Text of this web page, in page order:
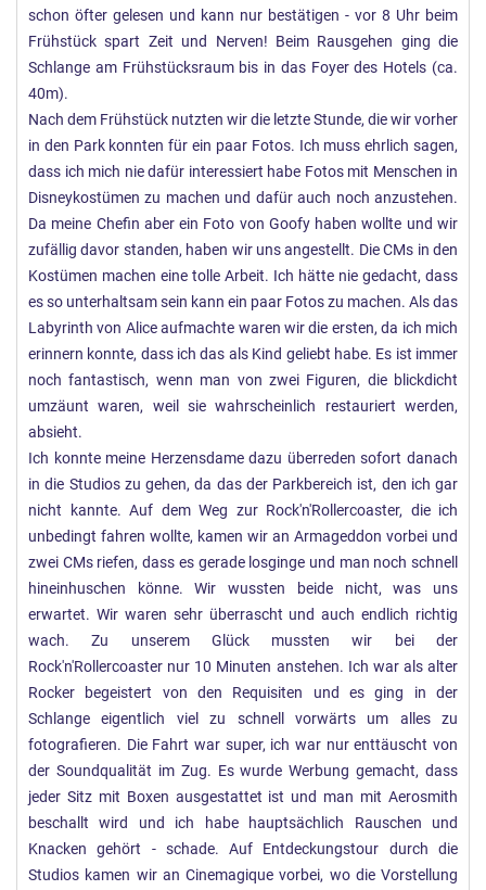
schon öfter gelesen und kann nur bestätigen - vor 8 Uhr beim
Frühstück spart Zeit und Nerven! Beim Rausgehen ging die
Schlange am Frühstücksraum bis in das Foyer des Hotels (ca.
40m).
Nach dem Frühstück nutzten wir die letzte Stunde, die wir vorher
in den Park konnten für ein paar Fotos. Ich muss ehrlich sagen,
dass ich mich nie dafür interessiert habe Fotos mit Menschen in
Disneykostümen zu machen und dafür auch noch anzustehen.
Da meine Chefin aber ein Foto von Goofy haben wollte und wir
zufällig davor standen, haben wir uns angestellt. Die CMs in den
Kostümen machen eine tolle Arbeit. Ich hätte nie gedacht, dass
es so unterhaltsam sein kann ein paar Fotos zu machen. Als das
Labyrinth von Alice aufmachte waren wir die ersten, da ich mich
erinnern konnte, dass ich das als Kind geliebt habe. Es ist immer
noch fantastisch, wenn man von zwei Figuren, die blickdicht
umzäunt waren, weil sie wahrscheinlich restauriert werden,
absieht.
Ich konnte meine Herzensdame dazu überreden sofort danach
in die Studios zu gehen, da das der Parkbereich ist, den ich gar
nicht kannte. Auf dem Weg zur Rock'n'Rollercoaster, die ich
unbedingt fahren wollte, kamen wir an Armageddon vorbei und
zwei CMs riefen, dass es gerade losginge und man noch schnell
hineinhuschen könne. Wir wussten beide nicht, was uns
erwartet. Wir waren sehr überrascht und auch endlich richtig
wach. Zu unserem Glück mussten wir bei der
Rock'n'Rollercoaster nur 10 Minuten anstehen. Ich war als alter
Rocker begeistert von den Requisiten und es ging in der
Schlange eigentlich viel zu schnell vorwärts um alles zu
fotografieren. Die Fahrt war super, ich war nur enttäuscht von
der Soundqualität im Zug. Es wurde Werbung gemacht, dass
jeder Sitz mit Boxen ausgestattet ist und man mit Aerosmith
beschallt wird und ich habe hauptsächlich Rauschen und
Knacken gehört - schade. Auf Entdeckungstour durch die
Studios kamen wir an Cinemagique vorbei, wo die Vorstellung